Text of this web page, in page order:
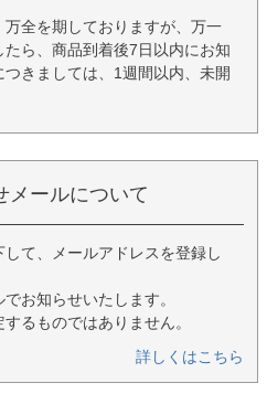
全を期しておりますが、万一
ら、商品到着後7日以内にお知
きましては、1週間以内、未開
メールについて
て、メールアドレスを登録し
お知らせいたします。
るものではありません。
詳しくはこちら